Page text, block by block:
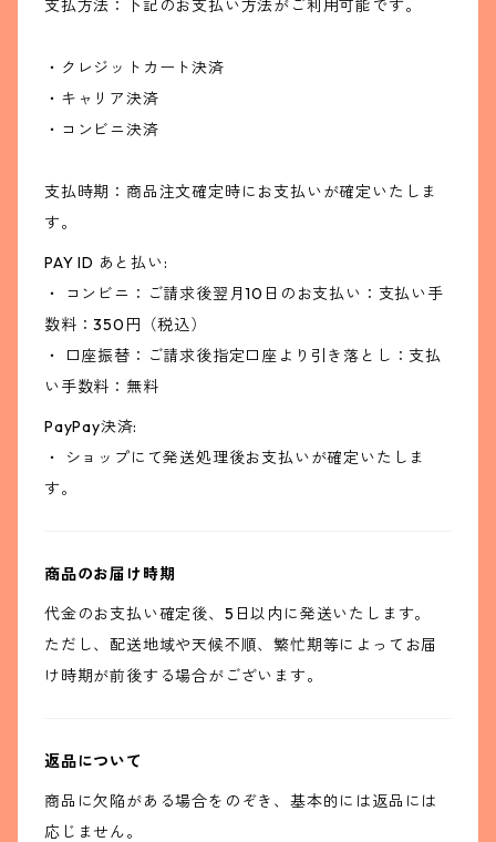
支払方法：下記のお支払い方法がご利用可能です。
・クレジットカート決済
・キャリア決済
・コンビニ決済
支払時期：商品注文確定時にお支払いが確定いたしま
す。
PAY ID あと払い:
・ コンビニ：ご請求後翌月10日のお支払い：支払い手
数料：350円（税込）
・ 口座振替：ご請求後指定口座より引き落とし：支払
い手数料：無料
PayPay決済:
・ ショップにて発送処理後お支払いが確定いたしま
す。
商品のお届け時期
代金のお支払い確定後、5日以内に発送いたします。
ただし、配送地域や天候不順、繁忙期等によってお届
け時期が前後する場合がございます。
返品について
商品に欠陥がある場合をのぞき、基本的には返品には
応じません。